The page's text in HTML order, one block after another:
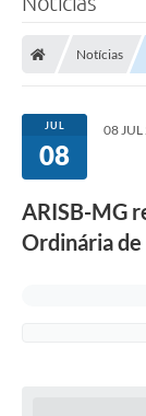
Notícias
JUL
08
08
ARISB-MG
Ordinária